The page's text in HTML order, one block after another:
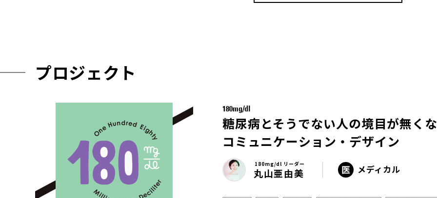
プロジェクト
180mg/dl
糖尿病とそうでない人の境目が無く
コミュニケーション・デザイン
180mg/dl リーダー
丸山亜由美 メディカル